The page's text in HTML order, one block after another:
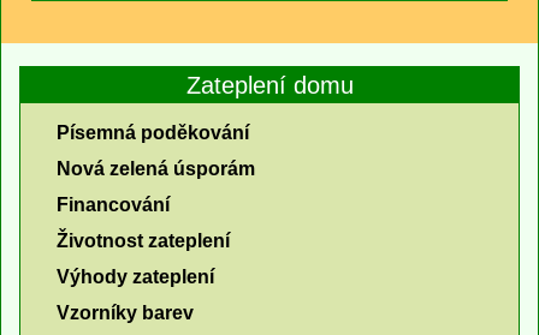
Zateplení domu
Písemná poděkování
Nová zelená úsporám
Financování
Životnost zateplení
Výhody zateplení
Vzorníky barev